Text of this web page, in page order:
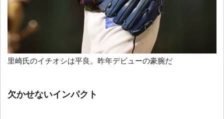
里崎氏のイチオシは平良。昨年デビューの豪腕だ
欠かせないインパクト